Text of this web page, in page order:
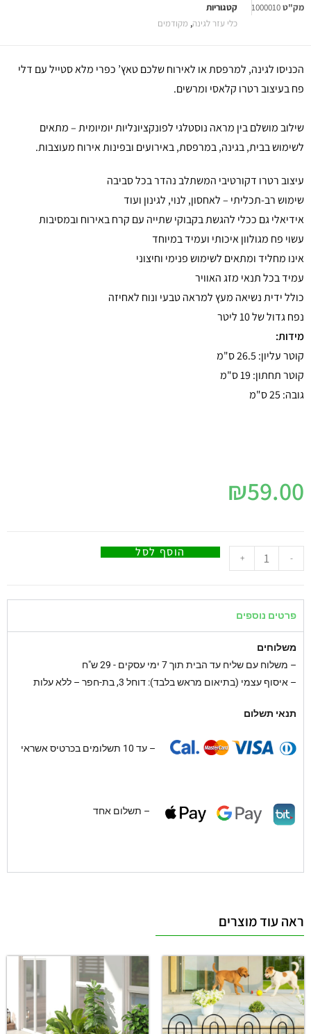
מק"ט1000010
קטגוריות
כלי עזר לגינה, מקודמים
הכניסו לגינה, למרפסת או לאירוח שלכם טאץ’ כפרי מלא סטייל עם דלי
פח בעיצוב רטרו קלאסי ומרשים.
שילוב מושלם בין מראה נוסטלגי לפונקציונליות יומיומית – מתאים
לשימוש בבית, בגינה, במרפסת, באירועים ובפינות אירוח מעוצבות.
עיצוב רטרו דקורטיבי המשתלב נהדר בכל סביבה
שימוש רב-תכליתי – לאחסון, לנוי, לגינון ועוד
אידיאלי גם ככלי להגשת בקבוקי שתייה עם קרח באירוח ובמסיבות
עשוי פח מגולוון איכותי ועמיד במיוחד
אינו מחליד ומתאים לשימוש פנימי וחיצוני
עמיד בכל תנאי מזג האוויר
כולל ידית נשיאה מעץ למראה טבעי ונוח לאחיזה
נפח גדול של 10 ליטר
מידות:
קוטר עליון: 26.5 ס"מ
קוטר תחתון: 19 ס"מ
גובה: 25 ס"מ
₪59.00
-
+ הוסף לסל
פרטים נוספים
משלוחים
– משלוח עם שליח עד הבית תוך 7 ימי עסקים - 29 ש"ח
– איסוף עצמי (בתיאום מראש בלבד): דוחל 3, בת-חפר – ללא עלות
תנאי תשלום
– עד 10 תשלומים בכרטיס אשראי
– תשלום אחד
ראה עוד מוצרים